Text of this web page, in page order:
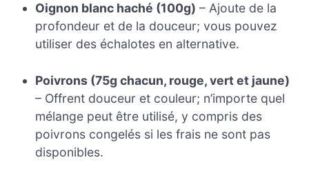
Oignon blanc haché (100g) – Ajoute de la
profondeur et de la douceur; vous pouvez
utiliser des échalotes en alternative.
Poivrons (75g chacun, rouge, vert et jaune)
– Offrent douceur et couleur; n’importe quel
mélange peut être utilisé, y compris des
poivrons congelés si les frais ne sont pas
disponibles.